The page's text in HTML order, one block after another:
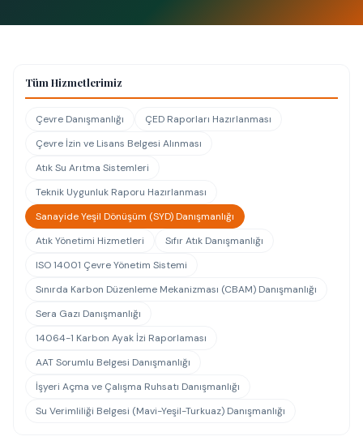
Tüm Hizmetlerimiz
Çevre Danışmanlığı
ÇED Raporları Hazırlanması
Çevre İzin ve Lisans Belgesi Alınması
Atık Su Arıtma Sistemleri
Teknik Uygunluk Raporu Hazırlanması
Sanayide Yeşil Dönüşüm (SYD) Danışmanlığı
Atık Yönetimi Hizmetleri
Sıfır Atık Danışmanlığı
ISO 14001 Çevre Yönetim Sistemi
Sınırda Karbon Düzenleme Mekanizması (CBAM) Danışmanlığı
Sera Gazı Danışmanlığı
14064-1 Karbon Ayak İzi Raporlaması
AAT Sorumlu Belgesi Danışmanlığı
İşyeri Açma ve Çalışma Ruhsatı Danışmanlığı
Su Verimliliği Belgesi (Mavi-Yeşil-Turkuaz) Danışmanlığı